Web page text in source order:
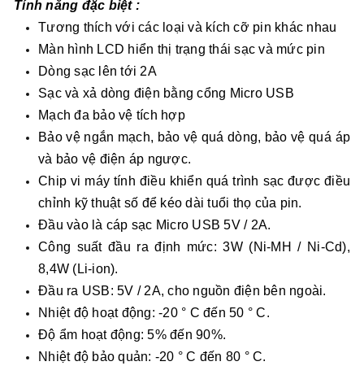
Tính năng đặc biệt :
Tương thích với các loại và kích cỡ pin khác nhau
Màn hình LCD hiển thị trạng thái sạc và mức pin
Dòng sạc lên tới 2A
Sạc và xả dòng điện bằng cổng Micro USB
Mạch đa bảo vệ tích hợp
Bảo vệ ngắn mạch, bảo vệ quá dòng, bảo vệ quá áp
và bảo vệ điện áp ngược.
Chip vi máy tính điều khiển quá trình sạc được điều
chỉnh kỹ thuật số để kéo dài tuổi thọ của pin.
Đầu vào là cáp sạc Micro USB 5V / 2A.
Công suất đầu ra định mức: 3W (Ni-MH / Ni-Cd),
8,4W (Li-ion).
Đầu ra USB: 5V / 2A, cho nguồn điện bên ngoài.
Nhiệt độ hoạt động: -20 ° C đến 50 ° C.
Độ ẩm hoạt động: 5% đến 90%.
Nhiệt độ bảo quản: -20 ° C đến 80 ° C.